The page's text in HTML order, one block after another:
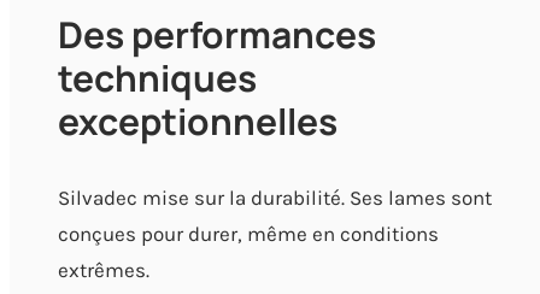
Des performances
techniques
exceptionnelles
Silvadec mise sur la durabilité. Ses lames sont
conçues pour durer, même en conditions
extrêmes.